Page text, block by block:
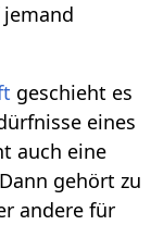
geschieht es
eines
auch eine
gehört zu
andere für